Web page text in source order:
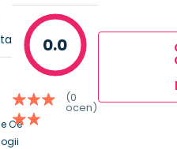
Ce
0.0
(0
ocen)